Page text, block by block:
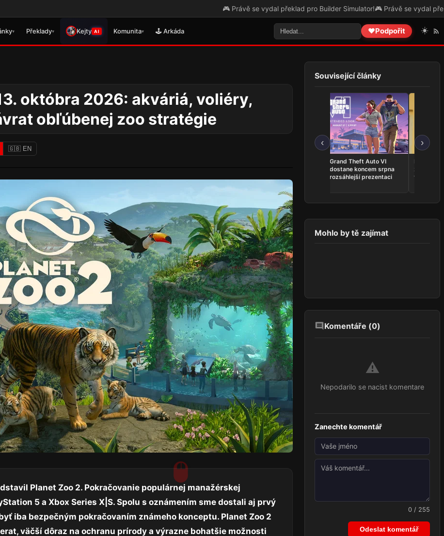
🎮 Právě se vydal překlad pro Builder Simulator!🎮 Právě se vydal překlad pro The Legend of
▾ Překlady▾ Kejty AI Komunita▾ 🕹️ Arkáda ❤️Podpořit ☀️
októbra 2026: akváriá, voliéry,
obľúbenej zoo stratégie
🇬🇧 EN
Planet Zoo 2. Pokračovanie populárnej manažérskej
5 a Xbox Series X|S. Spolu s oznámením sme dostali aj prvý
iba bezpečným pokračovaním známeho konceptu. Planet Zoo 2
väčší dôraz na ochranu prírody a výrazne bohatšie možnosti
Související články
‹
Grand Theft Auto VI
dostane koncem srpna
rozsáhlejší prezentaci
z
vlastní
›
Mohlo by tě zajímat
Komentáře (0)
⚠️
Nepodarilo se nacist komentare
Zanechte komentář
0 / 255
Odeslat komentář